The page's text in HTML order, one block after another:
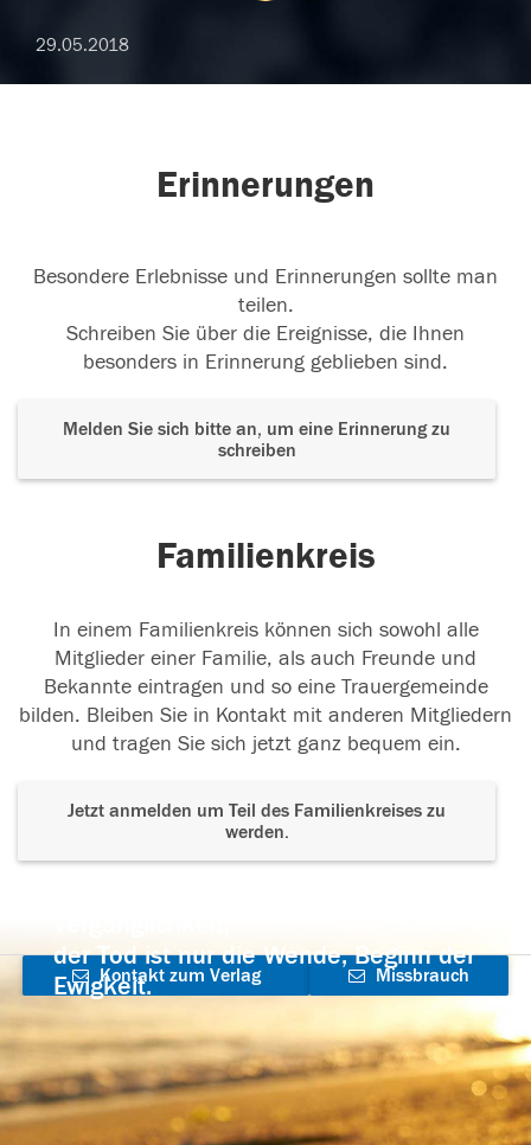
29.05.2018
Erinnerungen
Besondere Erlebnisse und Erinnerungen sollte man
teilen.
Schreiben Sie über die Ereignisse, die Ihnen
besonders in Erinnerung geblieben sind.
Melden Sie sich bitte an, um eine Erinnerung zu
schreiben
Familienkreis
In einem Familienkreis können sich sowohl alle
Mitglieder einer Familie, als auch Freunde und
Bekannte eintragen und so eine Trauergemeinde
bilden. Bleiben Sie in Kontakt mit anderen Mitgliedern
und tragen Sie sich jetzt ganz bequem ein.
Jetzt anmelden um Teil des Familienkreises zu
werden.
der Tod ist nur die Wende, Beginn der
Ewigkeit.
Kontakt zum Verlag
aufnehmen
Missbrauch